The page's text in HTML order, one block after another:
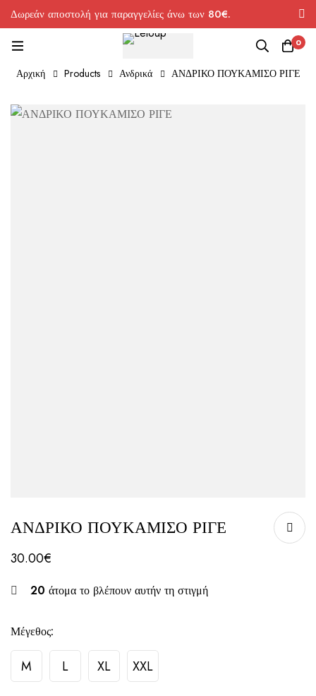
Δωρεάν αποστολή για παραγγελίες άνω των 80€.
0
Αρχική Products Ανδρικά ΑΝΔΡΙΚΟ ΠΟΥΚΑΜΙΣΟ ΡΙΓΕ
ΑΝΔΡΙΚΟ ΠΟΥΚΑΜΙΣΟ ΡΙΓΕ
30.00€
20 άτομα το βλέπουν αυτήν τη στιγμή
Μέγεθος:
M L XL XXL